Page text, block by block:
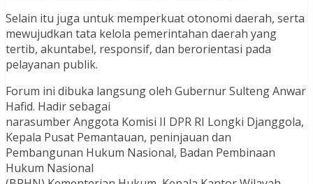
Selain itu juga untuk memperkuat otonomi daerah, serta
mewujudkan tata kelola pemerintahan daerah yang
tertib, akuntabel, responsif, dan berorientasi pada
pelayanan publik.
Forum ini dibuka langsung oleh Gubernur Sulteng Anwar
Hafid. Hadir sebagai
narasumber Anggota Komisi II DPR RI Longki Djanggola,
Kepala Pusat Pemantauan, peninjauan dan
Pembangunan Hukum Nasional, Badan Pembinaan
Hukum Nasional